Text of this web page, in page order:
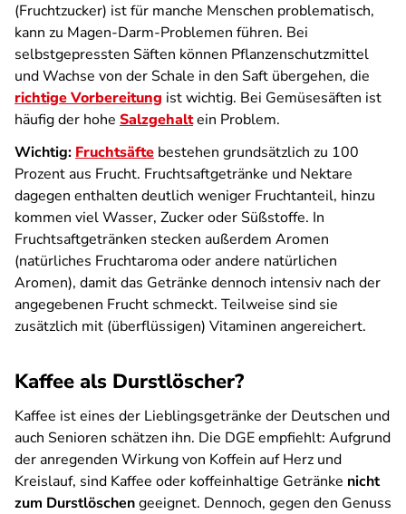
(Fruchtzucker) ist für manche Menschen problematisch,
kann zu Magen-Darm-Problemen führen. Bei
selbstgepressten Säften können Pflanzenschutzmittel
und Wachse von der Schale in den Saft übergehen, die
richtige Vorbereitung ist wichtig. Bei Gemüsesäften ist
häufig der hohe Salzgehaltein Problem.
Wichtig: Fruchtsäfte bestehen grundsätzlich zu 100
Prozent aus Frucht. Fruchtsaftgetränke und Nektare
dagegen enthalten deutlich weniger Fruchtanteil, hinzu
kommen viel Wasser, Zucker oder Süßstoffe. In
Fruchtsaftgetränken stecken außerdem Aromen
(natürliches Fruchtaroma oder andere natürlichen
Aromen), damit das Getränke dennoch intensiv nach der
angegebenen Frucht schmeckt. Teilweise sind sie
zusätzlich mit (überflüssigen) Vitaminen angereichert.
Kaffee als Durstlöscher?
Kaffee ist eines der Lieblingsgetränke der Deutschen und
auch Senioren schätzen ihn. Die DGE empfiehlt: Aufgrund
der anregenden Wirkung von Koffein auf Herz und
Kreislauf, sind Kaffee oder koffeinhaltige Getränke nicht
zum Durstlöschengeeignet. Dennoch, gegen den Genuss